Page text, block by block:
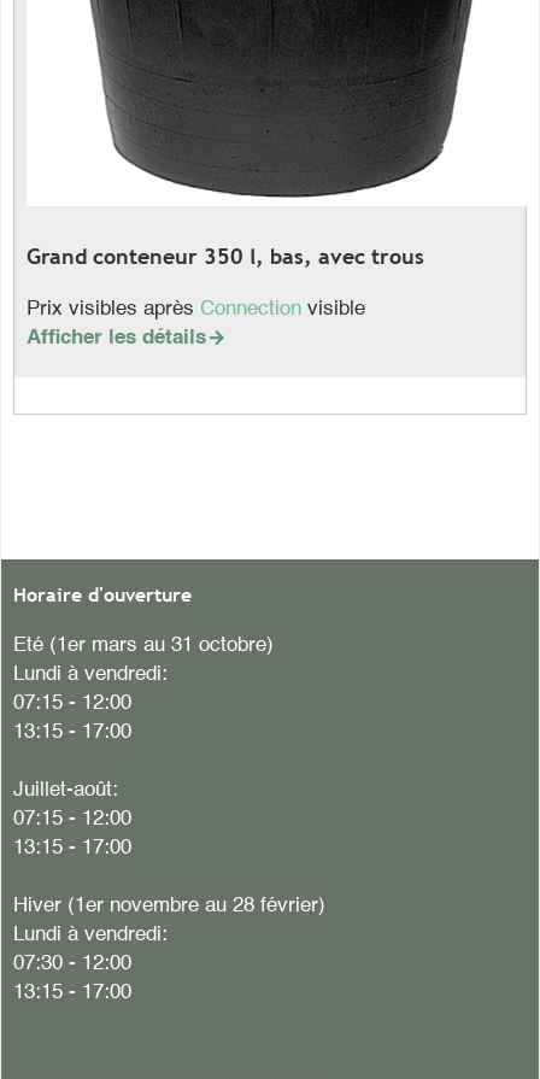
Grand conteneur 350 l, bas, avec trous
Prix visibles après Connection visible
Afficher les détails
Horaire d'ouverture
Eté (1er mars au 31 octobre)
Lundi à vendredi:
07:15 - 12:00
13:15 - 17:00
Juillet-août:
07:15 - 12:00
13:15 - 17:00
Hiver (1er novembre au 28 février)
Lundi à vendredi:
07:30 - 12:00
13:15 - 17:00